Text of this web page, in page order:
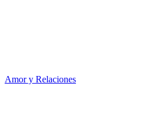
Amor y Relaciones